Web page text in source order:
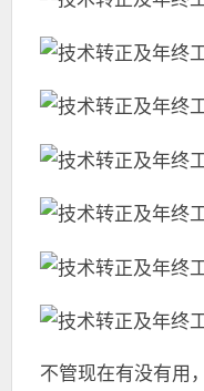
不管现在有没有用